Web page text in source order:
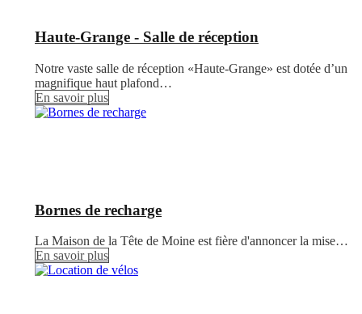
Haute-Grange - Salle de réception
Notre vaste salle de réception «Haute-Grange» est dotée d’un
magnifique haut plafond…
En savoir plus
Bornes de recharge
La Maison de la Tête de Moine est fière d'annoncer la mise…
En savoir plus